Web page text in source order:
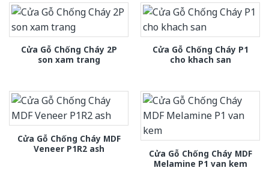
Cửa Gỗ Chống Cháy 2P
son xam trang
Cửa Gỗ Chống Cháy P1
cho khach san
Cửa Gỗ Chống Cháy MDF
Veneer P1R2 ash
Cửa Gỗ Chống Cháy MDF
Melamine P1 van kem